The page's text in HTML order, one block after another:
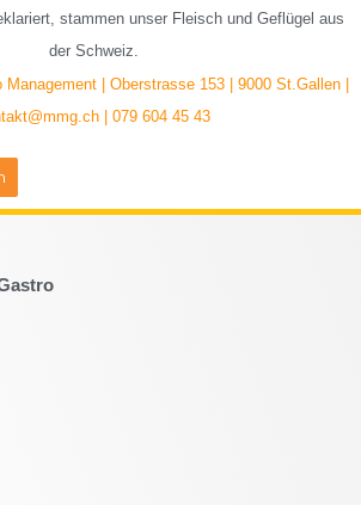
stammen unser Fleisch und Geflügel aus
der Schweiz.
| Oberstrasse 153 | 9000 St.Gallen |
| 079 604 45 43